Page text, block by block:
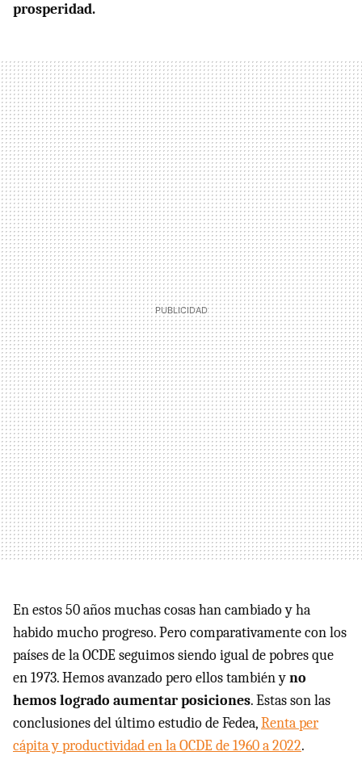
prosperidad.
En estos 50 años muchas cosas han cambiado y ha
habido mucho progreso. Pero comparativamente con los
países de la OCDE seguimos siendo igual de pobres que
en 1973. Hemos avanzado pero ellos también yno
hemos logrado aumentar posiciones. Estas son las
conclusiones del último estudio de Fedea,Renta per
cápita y productividad en la OCDE de 1960 a 2022.